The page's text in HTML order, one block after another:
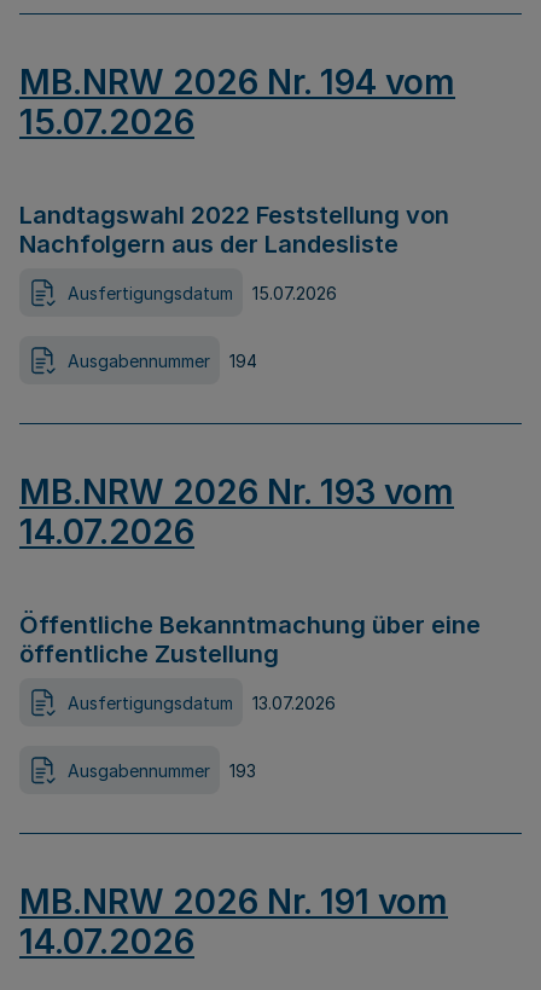
MB.NRW 2026 Nr. 194 vom
15.07.2026
Landtagswahl 2022 Feststellung von
Nachfolgern aus der Landesliste
Ausfertigungsdatum 15.07.2026
Ausgabennummer 194
MB.NRW 2026 Nr. 193 vom
14.07.2026
Öffentliche Bekanntmachung über eine
öffentliche Zustellung
Ausfertigungsdatum 13.07.2026
Ausgabennummer 193
MB.NRW 2026 Nr. 191 vom
14.07.2026